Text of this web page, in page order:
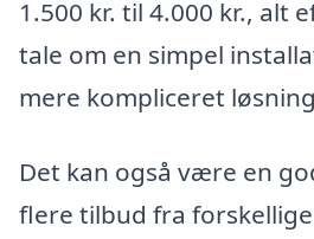
1.500 kr. til 4.000 kr., alt
tale om en simpel
mere kompliceret
Det kan også være en
flere tilbud fra